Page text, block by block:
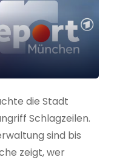
die Stadt
Schlagzeilen.
sind bis
zeigt, wer